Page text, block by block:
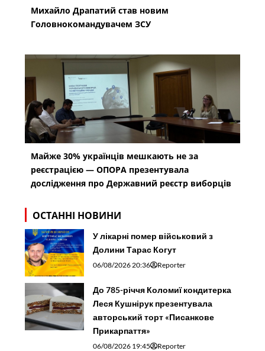
Михайло Драпатий став новим
Головнокомандувачем ЗСУ
Майже 30% українців мешкають не за
реєстрацією — ОПОРА презентувала
дослідження про Державний реєстр виборців
ОСТАННІ НОВИНИ
У лікарні помер військовий з
Долини Тарас Когут
06/08/2026 20:36 Reporter
До 785-річчя Коломиї кондитерка
Леся Кушнірук презентувала
авторський торт «Писанкове
Прикарпаття»
06/08/2026 19:45 Reporter